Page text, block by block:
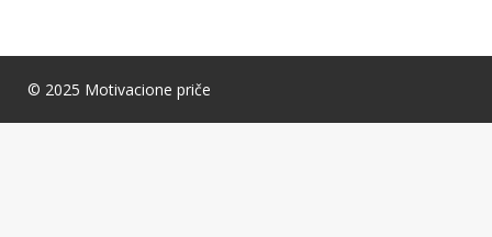
© 2025 Motivacione priče